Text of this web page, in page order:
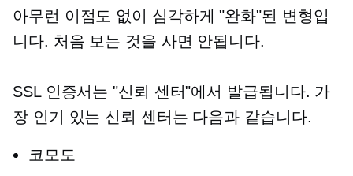
아무런 이점도 없이 심각하게 "완화"된 변형입
니다. 처음 보는 것을 사면 안됩니다.
SSL 인증서는 "신뢰 센터"에서 발급됩니다. 가
장 인기 있는 신뢰 센터는 다음과 같습니다.
코모도